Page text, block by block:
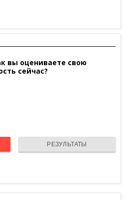
вы оцениваете свою
сейчас?
РЕЗУЛЬТАТЫ